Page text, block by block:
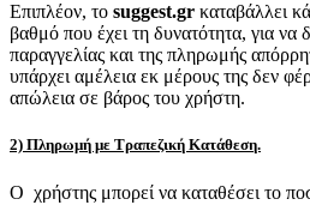
Επιπλέον, το suggest.gr καταβάλλει
βαθμό που έχει τη δυνατότητα, για να
παραγγελίας και της πληρωμής
υπάρχει αμέλεια εκ μέρους της δεν
απώλεια σε βάρος του χρήστη.
2) Πληρωμή με Τραπεζική Κατάθεση.
Ο χρήστης μπορεί να καταθέσει το